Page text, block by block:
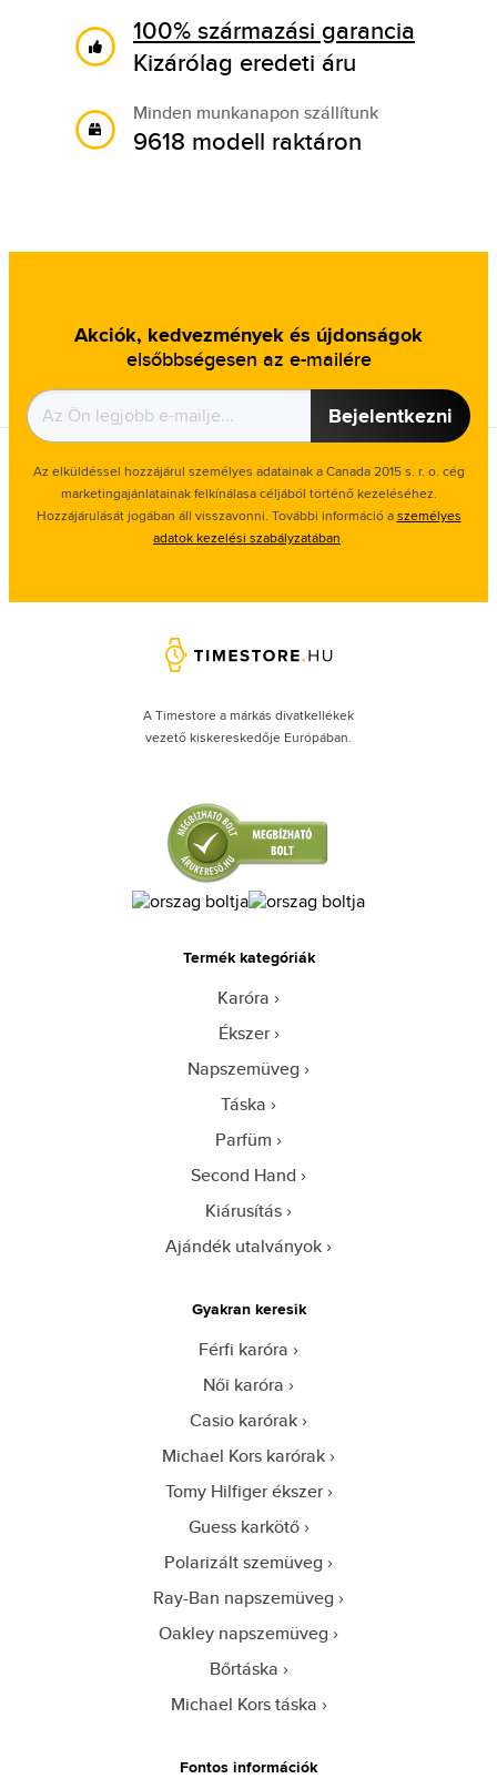
100% származási garancia
Kizárólag eredeti áru
Minden munkanapon szállítunk
9618 modell raktáron
Akciók, kedvezmények és újdonságok
elsőbbségesen az e-mailére
Bejelentkezni
Az elküldéssel hozzájárul személyes adatainak a Canada 2015 s. r. o. cég
marketingajánlatainak felkínálasa céljából történő kezeléséhez.
Hozzájárulását jogában áll visszavonni. További információ aszemélyes
adatok kezelési szabályzatában.
A Timestore a márkás divatkellékek
vezető kiskereskedője Európában.
Termék kategóriák
Karóra
Ékszer
Napszemüveg
Táska
Parfüm
Second Hand
Kiárusítás
Ajándék utalványok
Gyakran keresik
Férfi karóra
Női karóra
Casio karórak
Michael Kors karórak
Tomy Hilfiger ékszer
Guess karkötő
Polarizált szemüveg
Ray-Ban napszemüveg
Oakley napszemüveg
Bőrtáska
Michael Kors táska
Fontos információk